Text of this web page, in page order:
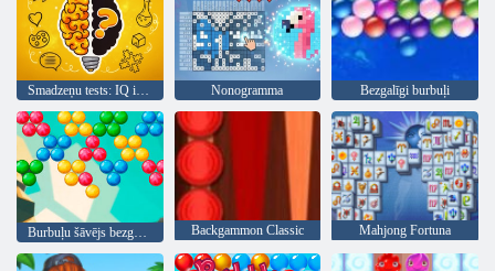
Smadzeņu tests: IQ izaicinājums Nonogramma Bezgalīgi burbuļi
Backgammon Classic Mahjong Fortuna